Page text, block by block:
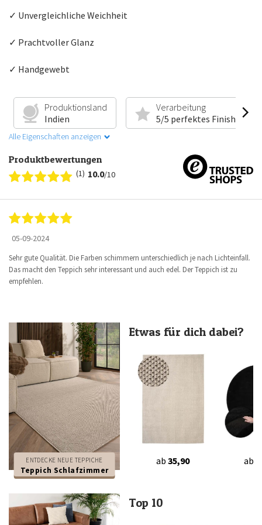
✓ Unvergleichliche Weichheit
✓ Prachtvoller Glanz
✓ Handgewebt
Produktionsland
Indien
Verarbeitung
5/5 perfektes Finish
Alle Eigenschaften anzeigen
Produktbewertungen
(1) 10.0/10
05-09-2024
Sehr gute Qualität. Die Farben schimmern unterschiedlich je nach Lichteinfall.
Das macht den Teppich sehr interessant und auch edel. Der Teppich ist zu
empfehlen.
ENTDECKE NEUE TEPPICHE
Teppich Schlafzimmer
Etwas für dich dabei?
ab 35,90 ab
Top 10